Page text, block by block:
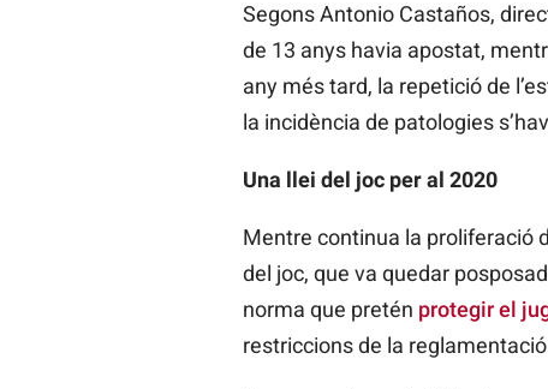
Segons Antonio Castaños,
de 13 anys havia apostat,
any més tard, la repetició de
la incidència de patologies
Una llei del joc per al 2020
Mentre continua la proliferació
del joc, que va quedar
norma que pretén protegir el
restriccions de la